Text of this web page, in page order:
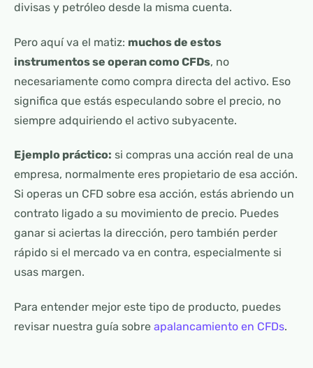
divisas y petróleo desde la misma cuenta.
Pero aquí va el matiz: muchos de estos
instrumentos se operan como CFDs, no
necesariamente como compra directa del activo. Eso
significa que estás especulando sobre el precio, no
siempre adquiriendo el activo subyacente.
Ejemplo práctico: si compras una acción real de una
empresa, normalmente eres propietario de esa acción.
Si operas un CFD sobre esa acción, estás abriendo un
contrato ligado a su movimiento de precio. Puedes
ganar si aciertas la dirección, pero también perder
rápido si el mercado va en contra, especialmente si
usas margen.
Para entender mejor este tipo de producto, puedes
revisar nuestra guía sobre apalancamiento en CFDs.